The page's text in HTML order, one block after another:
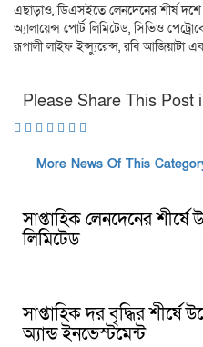
এছাড়াও, ডিএসইতে লেনদেনের শীর্ষ
অ্যালায়েন্স পোর্ট লিমিটেড, সিভিও
রূপালী লাইফ ইন্স্যুরেন্স, রবি আজিয়াটা
Please Share This Post
More News Of This
সাপ্তাহিক লেনদেনের শীর্ষে
লিমিটেড
সাপ্তাহিক দর বৃদ্ধির শীর্ষে
অ্যান্ড ইনভেস্টমেন্ট